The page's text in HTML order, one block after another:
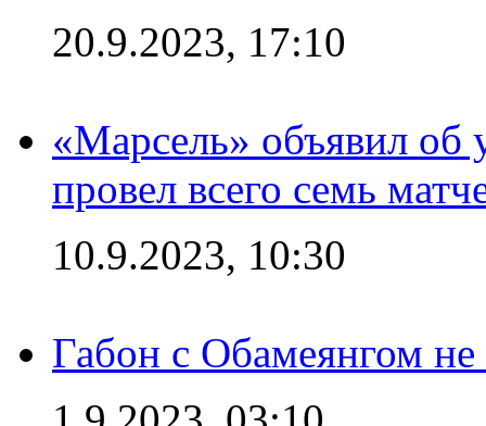
20.9.2023, 17:10
«Марсель» объявил об
провел всего семь
10.9.2023, 10:30
Габон с Обамеянгом